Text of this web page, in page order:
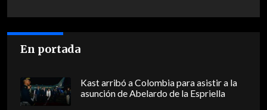
En portada
Kast arribó a Colombia para asistir a la
asunción de Abelardo de la Espriella